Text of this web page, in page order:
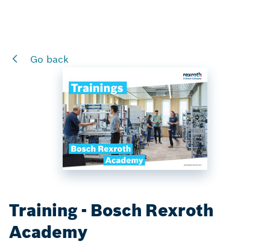
Go back
Training - Bosch Rexroth
Academy